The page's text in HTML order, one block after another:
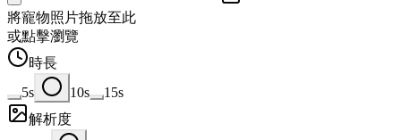
將寵物照片拖放至此
或點擊瀏覽
時長
5s
10s
15s
解析度